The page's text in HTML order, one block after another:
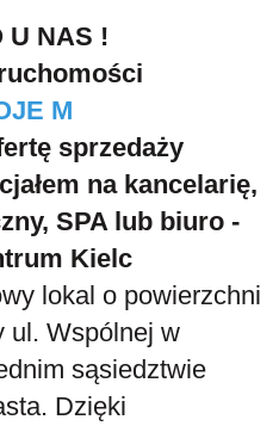
U NAS !
M
sprzedaży
na kancelarię,
SPA lub biuro -
Kielc
lokal o powierzchni
ul. Wspólnej w
sąsiedztwie
Dzięki